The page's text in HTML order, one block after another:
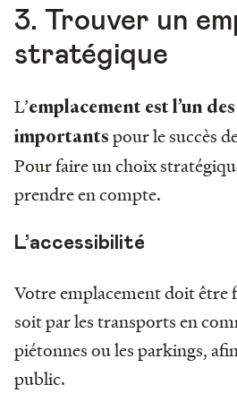
3. Trouver un
stratégique
L’emplacement est l’un
importants pour le succès
Pour faire un choix
prendre en compte.
L’accessibilité
Votre emplacement doit être
soit par les transports en
piétonnes ou les parkings,
public.